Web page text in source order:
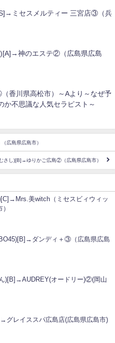
ミセスメルティー 三宮店③（兵
神のエステ②（広島県広島
香川県高松市）～Aより～なぜ予
か不思議な人気セラピスト～
広島県広島市）
さし)[B]→ゆりかご広島②（広島県広島市）
美witch（ミセスビィウィッ
ダンディ＋③（広島県広島
)[B]→AUDREY(オードリー)②(岡山
グレイススパ広島店(広島県広島市)